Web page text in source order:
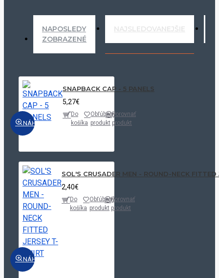
Grey/Light
Local
70 5,27€
NAPOSLEDY
ZOBRAZENÉ
NAJSLEDOVANEJŠIE
NÁHĽAD
SNAPBACK CAP - 5 PANELS
5,27€
Do
košíka
Obľúbený
produkt
Porovnať
produkt
NÁHĽAD
SOL'S CRUSADER MEN - ROUND-NECK FITTED
2,40€
Do
košíka
Obľúbený
produkt
Porovnať
produkt